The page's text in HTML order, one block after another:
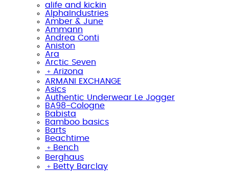
alife and kickin
AlphaIndustries
Amber & June
Ammann
Andrea Conti
Aniston
Ara
Arctic Seven
﹢ Arizona
ARMANI EXCHANGE
Asics
Authentic Underwear Le Jogger
BA98-Cologne
Babista
Bamboo basics
Barts
Beachtime
﹢ Bench
Berghaus
﹢ Betty Barclay